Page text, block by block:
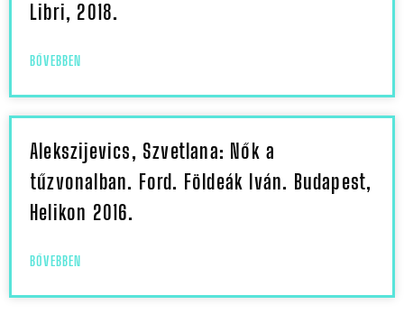
Libri, 2018.
BŐVEBBEN
Alekszijevics, Szvetlana: Nők a
tűzvonalban. Ford. Földeák Iván. Budapest,
Helikon 2016.
BŐVEBBEN